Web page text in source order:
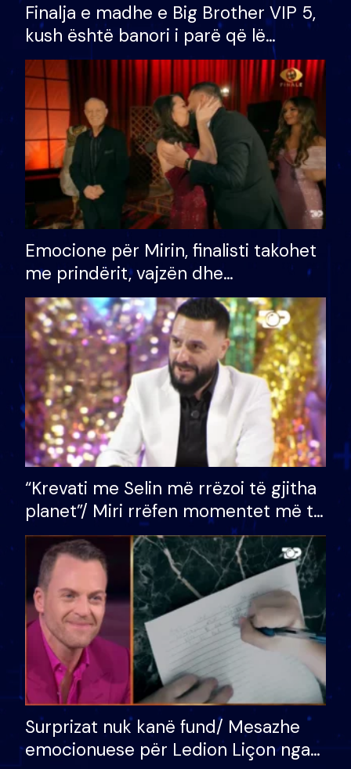
Finalja e madhe e Big Brother VIP 5,
kush është banori i parë që lë
shtëpinë dhe humb mundësinë për
të fituar çmimin e madh
Emocione për Mirin, finalisti takohet
me prindërit, vajzën dhe
bashkëshorten: S’kemi ndonjë letër
divorci apo jo?
“Krevati me Selin më rrëzoi të gjitha
planet”/ Miri rrëfen momentet më të
bukura në shtëpinë e BB VIP: Do më
mungojë zilja e mëngjesit kur…
Surprizat nuk kanë fund/ Mesazhe
emocionuese për Ledion Liçon nga